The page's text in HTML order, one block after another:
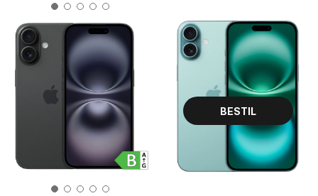
iPhone 16 Plus
Fra 0 kr. i udbetaling
BESTIL
Produktdatablad